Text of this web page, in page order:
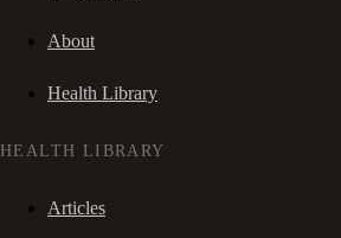
About
Health Library
HEALTH LIBRARY
Articles